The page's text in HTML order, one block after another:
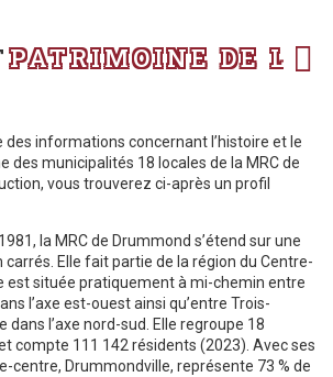
PATRIMOINE DE LA
informations concernant l’histoire et le
des municipalités 18 locales de la MRC de
vous trouverez ci-après un profil
la MRC de Drummond s’étend sur une
Elle fait partie de la région du Centre-
est située pratiquement à mi-chemin entre
l’axe est-ouest ainsi qu’entre Trois-
dans l’axe nord-sud. Elle regroupe 18
compte 111 142 résidents (2023). Avec ses
centre, Drummondville, représente 73 % de